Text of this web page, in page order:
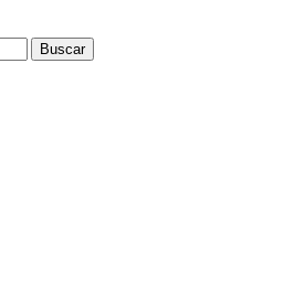
Buscar